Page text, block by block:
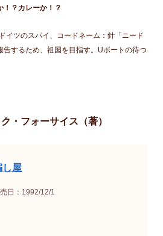
！？カレーか！？
イツのスパイ、コードネーム：針「ニード
告するため、祖国を目指す。Uボートの待つ
・フォーサイス（著）
し屋
日：1992/12/1